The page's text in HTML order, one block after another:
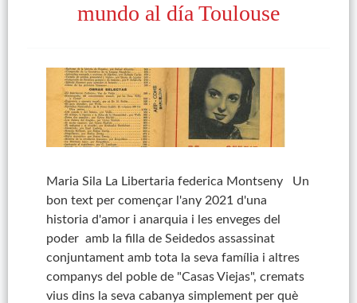
mundo al día Toulouse
Maria Sila La Libertaria federica Montseny Un
bon text per començar l'any 2021 d'una
historia d'amor i anarquia i les enveges del
poder amb la filla de Seidedos assassinat
conjuntament amb tota la seva família i altres
companys del poble de "Casas Viejas", cremats
vius dins la seva cabanya simplement per què